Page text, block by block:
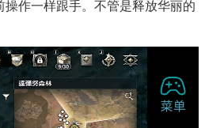
作一样跟手。不管是释放华丽的